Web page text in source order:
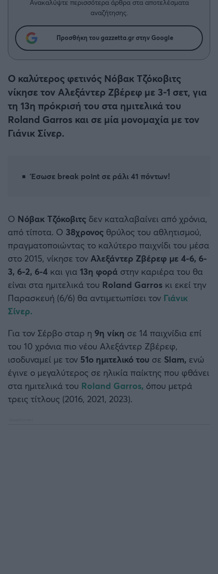
Δημήτρης Τσορμπατζόγλου
Λεβαδειακός
Βόλος
Ατρόμητος Αθηνών
Αστέρας Τρίπολης
Καλαμάτα
Ηρακλής
Μπαρτσελόνα
Ρεάλ Μαδρίτης
Ατλέτικο Μαδρίτης
Μάντσεστερ Γιουνάιτεντ
Μάντσεστερ Σίτι
Συνεντεύξεις
Μια Ιστορία από την Πόλη
Ανακαλύψτε περισσότερα άρθρα στα αποτελέσματα
αναζήτησης.
Προσθήκη του gazzetta.gr στην Google
Ο καλύτερος φετινός Νόβακ Τζόκοβιτς
νίκησε τον Αλεξάντερ Ζβέρεφ με 3-1 σετ, για
τη 13η πρόκρισή του στα ημιτελικά του
Roland Garros και σε μία μονομαχία με τον
Γιάνικ Σίνερ.
Έσωσε break point σε ράλι 41 πόντων!
O Nόβακ Τζόκοβιτς δεν καταλαβαίνει από χρόνια,
από τίποτα. Ο 38χρονος θρύλος του αθλητισμού,
πραγματοποιώντας το καλύτερο παιχνίδι του μέσα
στο 2015, νίκησε τον Αλεξάντερ Ζβέρεφ με 4-6, 6-
3, 6-2, 6-4 και για 13η φορά στην καριέρα του θα
είναι στα ημιτελικά του Roland Garros κι εκεί την
Παρασκευή (6/6) θα αντιμετωπίσει τον Γιάνικ
Σίνερ.
Για τον Σέρβο σταρ η 9η νίκη σε 14 παιχνίδια επί
του 10 χρόνια πιο νέου Αλεξάντερ Ζβέρεφ,
ισοδυναμεί με τον 51ο ημιτελικό του σε Slam, ενώ
έγινε ο μεγαλύτερος σε ηλικία παίκτης που φθάνει
στα ημιτελικά του Roland Garros, όπου μετρά
τρεις τίτλους (2016, 2021, 2023).